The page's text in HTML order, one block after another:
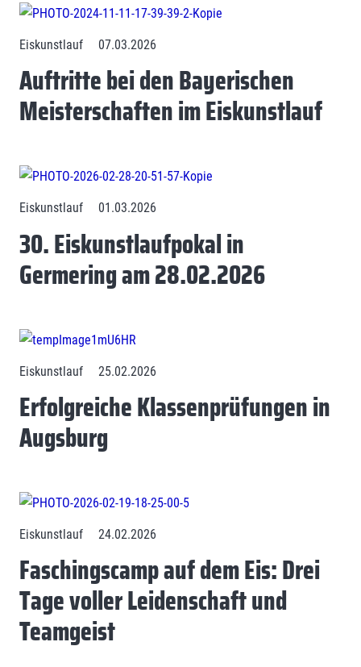
Eiskunstlauf 07.03.2026
Auftritte bei den Bayerischen
Meisterschaften im Eiskunstlauf
Eiskunstlauf 01.03.2026
30. Eiskunstlaufpokal in
Germering am 28.02.2026
Eiskunstlauf 25.02.2026
Erfolgreiche Klassenprüfungen in
Augsburg
Eiskunstlauf 24.02.2026
Faschingscamp auf dem Eis: Drei
Tage voller Leidenschaft und
Teamgeist